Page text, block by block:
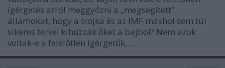
ígérgetés arról meggyőzni a „megsegített”
államokat, hogy a trojka és az IMF máshol sem túl
sikeres tervei kihúzzák őket a bajból? Nem azok
voltak-e a felelőtlen ígérgetők,…